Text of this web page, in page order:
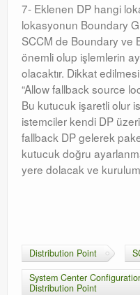
7- Eklenen DP hangi
lokasyonun Boundary
SCCM de Boundary ve
önemli olup işlemlerin
olacaktır. Dikkat
“Allow fallback source
Bu kutucuk işaretli olur
istemciler kendi DP
fallback DP gelerek
kutucuk doğru
yere dolacak ve
Distribution Point
System Center
Distribution Point